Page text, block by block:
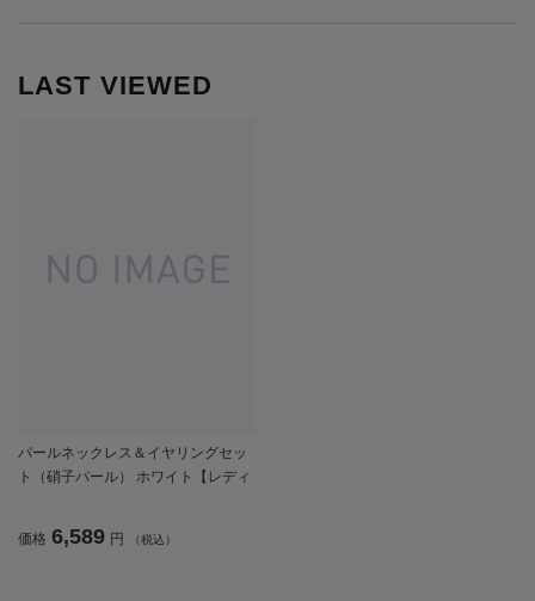
LAST VIEWED
パールネックレス＆イヤリングセッ
ト（硝子パール） ホワイト【レディ
価格 6,589 円 （税込）